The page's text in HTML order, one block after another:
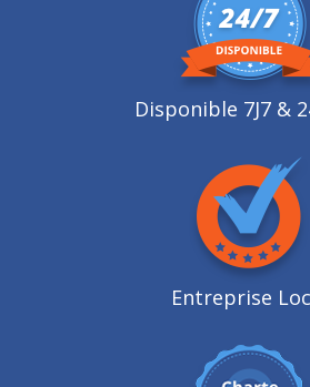
Disponible 7J7 &
Entreprise